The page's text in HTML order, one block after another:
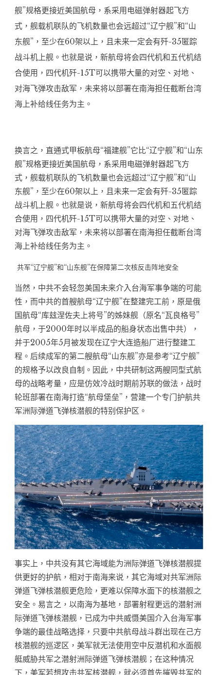
舰”规格更接近美国航母，系采用电磁弹射器起飞方
式，舰载机联队的飞机数量也会远超过“辽宁舰”和“山
东舰”，至少在60架以上，且未来一定会有歼-35匿踪
战斗机上舰。也就是说，新航母将会四代机和五代机结
合使用，四代机歼-15T可以携带大量的对空、对地、
对海飞弹攻击敌军，未来将以部署在南海担任截断台湾
海上补给线任务为主。
换言之，直通式甲板航母“福建舰”它比“辽宁舰”和“山东
舰”规格更接近美国航母，系采用电磁弹射器起飞方
式，舰载机联队的飞机数量也会远超过“辽宁舰”和“山
东舰”，至少在60架以上，且未来一定会有歼-35匿踪
战斗机上舰。也就是说，新航母将会四代机和五代机结
合使用，四代机歼-15T可以携带大量的对空、对地、
对海飞弹攻击敌军，未来将以部署在南海担任截断台湾
海上补给线任务为主。
共军“辽宁舰”和“山东舰”在保障第二次核反击阵地安全
当然，中共不会轻忽美国未来介入台海军事争端的可能
性，而中共的首艘航母“辽宁舰”在整建完工前，原是俄
国航母“库玆涅佐夫上将号”的姊妹舰（原名“瓦良格号”
航母，于2000年时以半成品的船身状态出售中共），
并于2005年5月被发现在辽宁大连造船厂进行整建工
程。后续成军的第二艘航母“山东舰”亦是参考“辽宁舰”
的规格予以改良自制。因此，中共研制这两艘同型式航
母的战略考量，应是仿效冷战时期前苏联的做法，战时
轮班部署在南海打造“航母堡垒”，营建一个专门护航共
军洲际弹道飞弹核潜舰的特别保护区。
事实上，中共没有其它海域能为洲际弹道飞弹核潜舰提
供更好的护航，相对于南海来说，其它海域对共军洲际
弹道飞弹核潜舰更危险，更难以保障水面下的核潜舰之
安全。易言之，以南海为基地，部署射程更远的潜射洲
际弹道飞弹核潜舰，已成为中共威慑美国介入台海军事
争端的最佳战略选择，只要中共航母战斗群出现在己方
核潜舰的巡逻区，美军就无法使用空中反潜机和水面舰
艇威胁共军之潜射洲际弹道飞弹核潜舰；在这种情况
下，美军若想攻击共军核潜舰，就必须首先摧毁共军的